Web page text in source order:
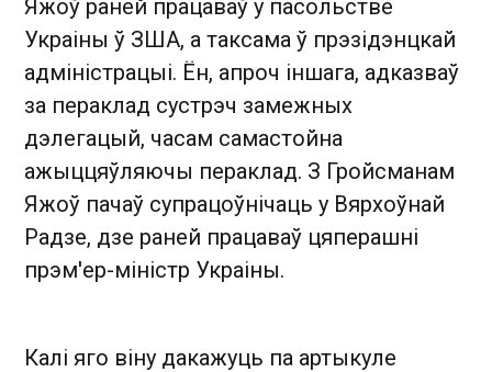
Яжоў раней працаваў у пасольстве
Украіны ў ЗША, а таксама ў прэзідэнцкай
адміністрацыі. Ён, апроч іншага, адказваў
за пераклад сустрэч замежных
дэлегацый, часам самастойна
ажыццяўляючы пераклад. З Гройсманам
Яжоў пачаў супрацоўнічаць у Вярхоўнай
Радзе, дзе раней працаваў цяперашні
прэм'ер-міністр Украіны.
Калі яго віну дакажуць па артыкуле